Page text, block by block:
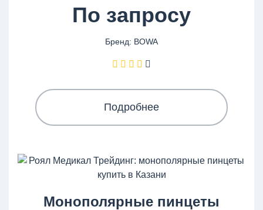
По запросу
Бренд: BOWA
Подробнее
Монополярные пинцеты